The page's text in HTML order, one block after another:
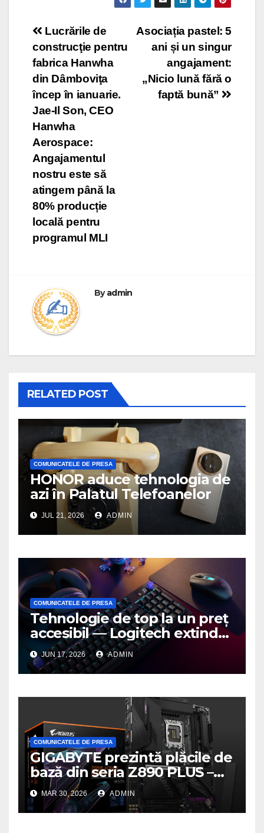
Post
navigation
Asociația pastel: 5
ani și un singur
angajament:
„Nicio lună fără o
faptă bună”
Lucrările de
construcţie pentru
fabrica Hanwha
din Dâmboviţa
încep în ianuarie.
Jae-Il Son, CEO
Hanwha
Aerospace:
Angajamentul
nostru este să
atingem până la
80% producție
locală pentru
programul MLI
Byadmin
RELATED POST
COMUNICATELE DE PRESA
HONOR aduce tehnologia de
azi în Palatul Telefoanelor
JUL 21, 2026 ADMIN
COMUNICATELE DE PRESA
Tehnologie de top la un preț
accesibil — Logitech extinde
seria G3 cu un nou mouse și
o nouă tastatură pentru
gaming pe PC
JUN 17, 2026 ADMIN
COMUNICATELE DE PRESA
GIGABYTE prezintă plăcile de
bază din seria Z890 PLUS –
performanță de ultimă
generație la un nou nivel
MAR 30, 2026 ADMIN